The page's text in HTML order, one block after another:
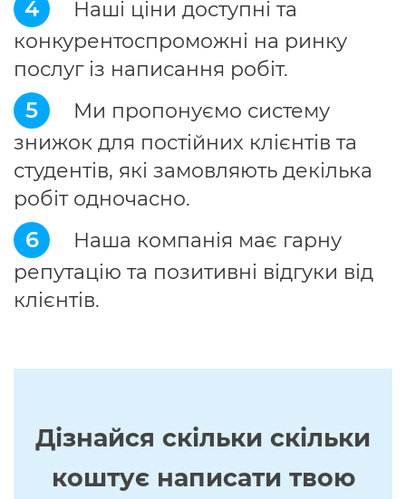
4
Наші ціни доступні та
конкурентоспроможні на ринку
послуг із написання робіт.
5
Ми пропонуємо систему
знижок для постійних клієнтів та
студентів, які замовляють декілька
робіт одночасно.
6
Наша компанія має гарну
репутацію та позитивні відгуки від
клієнтів.
Дізнайся скільки скільки
коштує написати твою